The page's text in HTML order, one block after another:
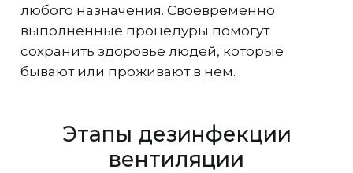
любого назначения. Своевременно
выполненные процедуры помогут
сохранить здоровье людей, которые
бывают или проживают в нем.
Этапы дезинфекции
вентиляции